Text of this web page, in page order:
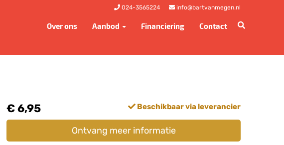
024-3565224 info@bartvanmegen.nl
Over ons Aanbod Financiering Contact
€ 6,95 Beschikbaar via leverancier
Ontvang meer informatie